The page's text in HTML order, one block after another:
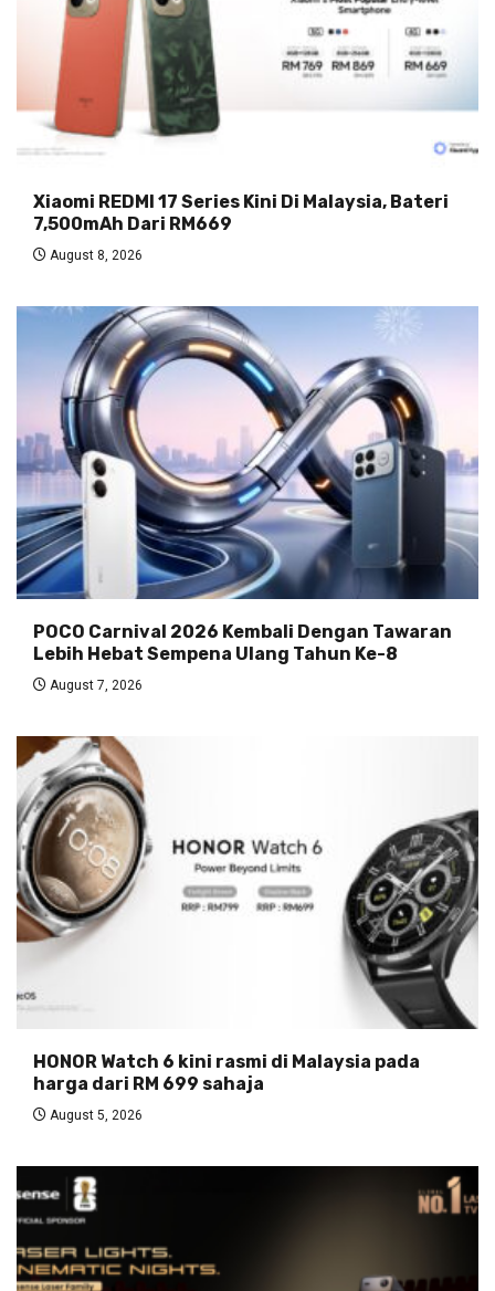
Xiaomi REDMI 17 Series Kini Di Malaysia, Bateri
7,500mAh Dari RM669
August 8, 2026
POCO Carnival 2026 Kembali Dengan Tawaran
Lebih Hebat Sempena Ulang Tahun Ke-8
August 7, 2026
HONOR Watch 6 kini rasmi di Malaysia pada
harga dari RM 699 sahaja
August 5, 2026